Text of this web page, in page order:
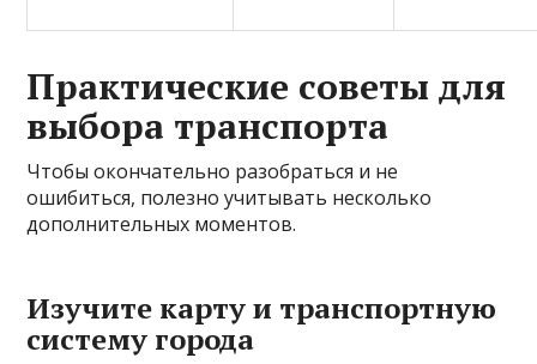
Практические советы для
выбора транспорта
Чтобы окончательно разобраться и не
ошибиться, полезно учитывать несколько
дополнительных моментов.
Изучите карту и транспортную
систему города